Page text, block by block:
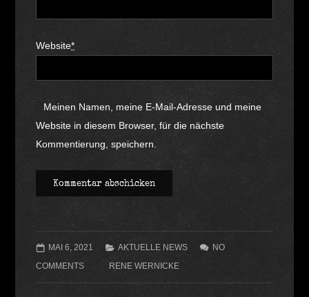
Website*
Meinen Namen, meine E-Mail-Adresse und meine
Website in diesem Browser, für die nächste
Kommentierung, speichern.
MAI 6, 2021 AKTUELLE NEWS
NO
COMMENTS
RENE WERNICKE